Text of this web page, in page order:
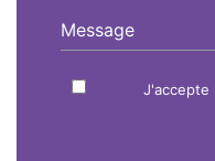
Message
J'accepte